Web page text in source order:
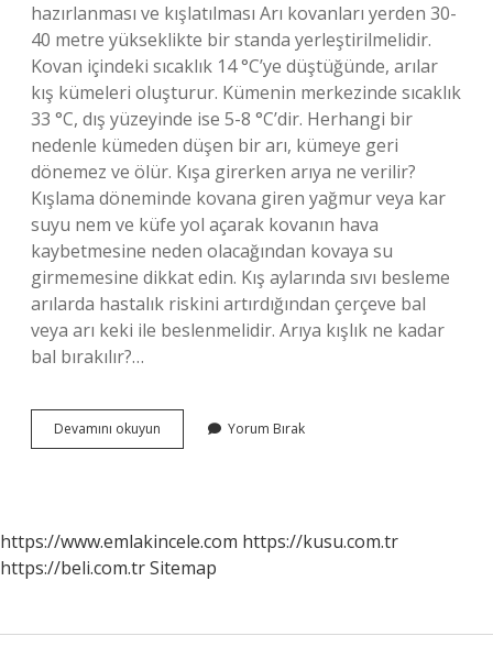
hazırlanması ve kışlatılması Arı kovanları yerden 30-
40 metre yükseklikte bir standa yerleştirilmelidir.
Kovan içindeki sıcaklık 14 °C’ye düştüğünde, arılar
kış kümeleri oluşturur. Kümenin merkezinde sıcaklık
33 °C, dış yüzeyinde ise 5-8 °C’dir. Herhangi bir
nedenle kümeden düşen bir arı, kümeye geri
dönemez ve ölür. Kışa girerken arıya ne verilir?
Kışlama döneminde kovana giren yağmur veya kar
suyu nem ve küfe yol açarak kovanın hava
kaybetmesine neden olacağından kovaya su
girmemesine dikkat edin. Kış aylarında sıvı besleme
arılarda hastalık riskini artırdığından çerçeve bal
veya arı keki ile beslenmelidir. Arıya kışlık ne kadar
bal bırakılır?…
Devamını okuyun
Arılarını
Yorum Bırak
https://www.emlakincele.com https://kusu.com.tr
https://beli.com.trSitemap